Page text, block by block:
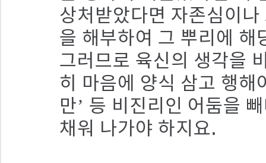
상처받았다면 자존심이
을 해부하여 그 뿌리에 해
그러므로 육신의 생각을
히 마음에 양식 삼고 행
만’ 등 비진리인 어둠을
채워 나가야 하지요.